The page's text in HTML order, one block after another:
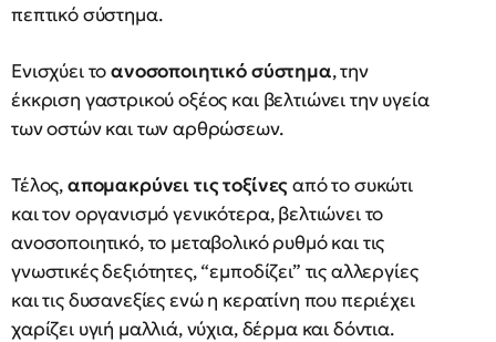
πεπτικό σύστημα.
Ενισχύει τοανοσοποιητικό σύστημα, την
έκκριση γαστρικού οξέος και βελτιώνει την υγεία
των οστών και των αρθρώσεων.
Τέλος,απομακρύνει τις τοξίνεςαπό το συκώτι
και τον οργανισμό γενικότερα, βελτιώνει το
ανοσοποιητικό, το μεταβολικό ρυθμό και τις
γνωστικές δεξιότητες, “εμποδίζει” τις αλλεργίες
και τις δυσανεξίες ενώ η κερατίνη που περιέχει
χαρίζει υγιή μαλλιά, νύχια, δέρμα και δόντια.